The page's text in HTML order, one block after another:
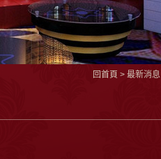
回首頁 > 最新消息